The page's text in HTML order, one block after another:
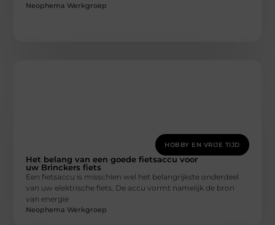
Neophema Werkgroep
HOBBY EN VRIJE TIJD
Het belang van een goede fietsaccu voor
uw Brinckers fiets
Een fietsaccu is misschien wel het belangrijkste onderdeel
van uw elektrische fiets. De accu vormt namelijk de bron
van energie
Neophema Werkgroep